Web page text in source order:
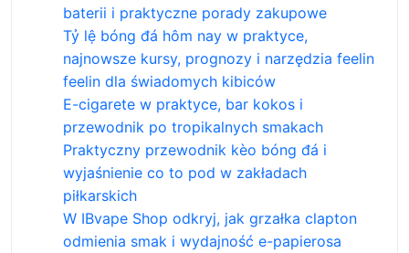
baterii i praktyczne porady zakupowe
Tỷ lệ bóng đá hôm nay w praktyce,
najnowsze kursy, prognozy i narzędzia feelin
feelin dla świadomych kibiców
E-cigarete w praktyce, bar kokos i
przewodnik po tropikalnych smakach
Praktyczny przewodnik kèo bóng đá i
wyjaśnienie co to pod w zakładach
piłkarskich
W IBvape Shop odkryj, jak grzałka clapton
odmienia smak i wydajność e-papierosa